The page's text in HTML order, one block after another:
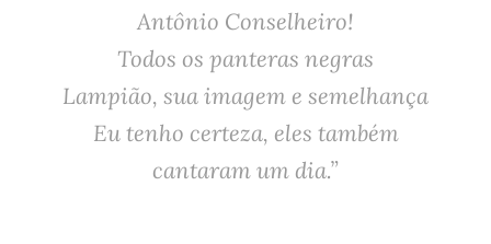
Antônio Conselheiro!
Todos os panteras negras
Lampião, sua imagem e semelhança
Eu tenho certeza, eles também
cantaram um dia.”